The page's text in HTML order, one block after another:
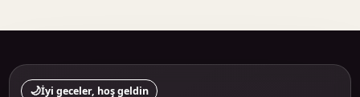
🌙İyi geceler, hoş geldin